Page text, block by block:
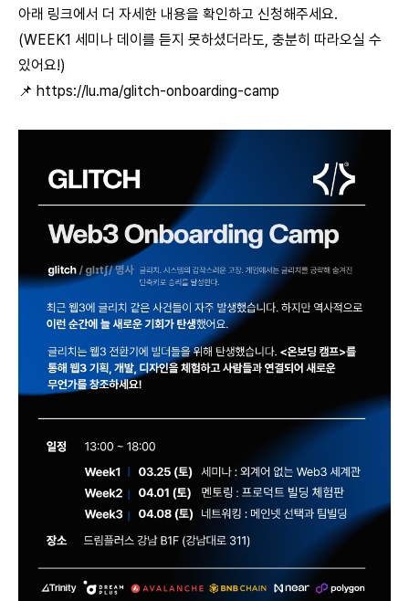
아래 링크에서 더 자세한 내용을 확인하고 신청해주세요.
(WEEK1 세미나 데이를 듣지 못하셨더라도, 충분히 따라오실 수
있어요!)
📌 https://lu.ma/glitch-onboarding-camp